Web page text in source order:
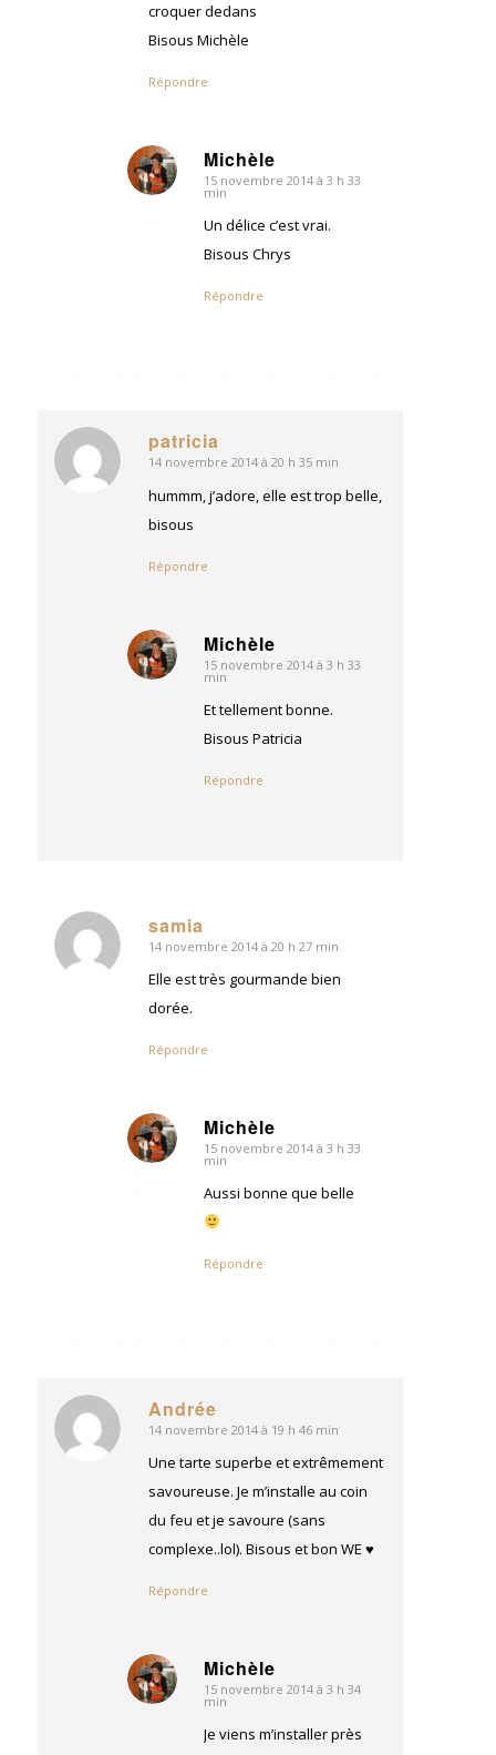
croquer dedans
Bisous Michèle
Répondre
Michèle
dit
15 novembre 2014 à 3 h 33
min
Un délice c’est vrai.
Bisous Chrys
Répondre
patricia
dit
14 novembre 2014 à 20 h 35 min
hummm, j’adore, elle est trop belle,
bisous
Répondre
Michèle
dit
15 novembre 2014 à 3 h 33
min
Et tellement bonne.
Bisous Patricia
Répondre
samia
dit
:
14 novembre 2014 à 20 h 27 min
Elle est très gourmande bien
dorée.
Répondre
Michèle
dit
15 novembre 2014 à 3 h 33
min
Aussi bonne que belle
Répondre
Andrée
dit
:
14 novembre 2014 à 19 h 46 min
Une tarte superbe et extrêmement
savoureuse. Je m’installe au coin
du feu et je savoure (sans
complexe..lol). Bisous et bon WE ♥
Répondre
Michèle
dit
15 novembre 2014 à 3 h 34
min
Je viens m’installer près